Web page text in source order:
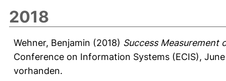
2018
Wehner, Benjamin (2018) Success Measurement
Conference on Information Systems (ECIS),
vorhanden.